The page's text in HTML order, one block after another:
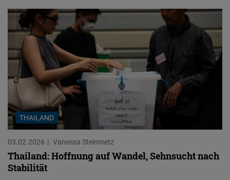
THAILAND
03.02.2026 Vanessa Steinmetz
Thailand: Hoffnung auf Wandel, Sehnsucht nach
Stabilität